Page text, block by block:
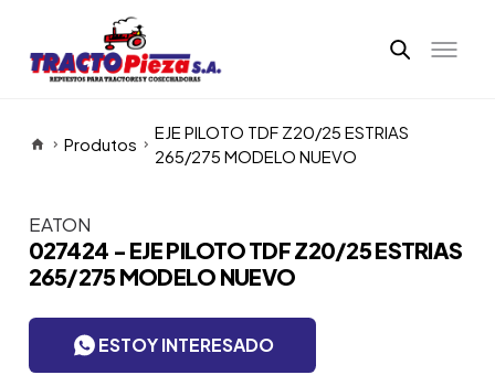
Produtos
EJE PILOTO TDF Z20/25 ESTRIAS
265/275 MODELO NUEVO
Itens da Galeria
EATON
027424 - EJE PILOTO TDF Z20/25 ESTRIAS
265/275 MODELO NUEVO
ESTOY INTERESADO